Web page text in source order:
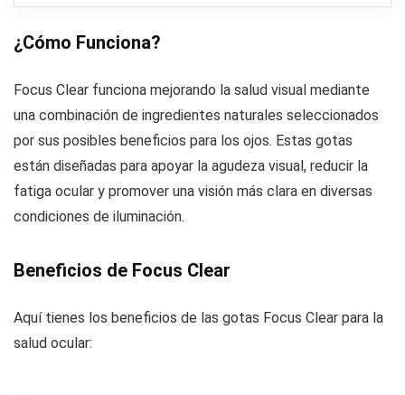
¿Cómo Funciona?
Focus Clear funciona mejorando la salud visual mediante
una combinación de ingredientes naturales seleccionados
por sus posibles beneficios para los ojos. Estas gotas
están diseñadas para apoyar la agudeza visual, reducir la
fatiga ocular y promover una visión más clara en diversas
condiciones de iluminación.
Beneficios de Focus Clear
Aquí tienes los beneficios de las gotas Focus Clear para la
salud ocular: